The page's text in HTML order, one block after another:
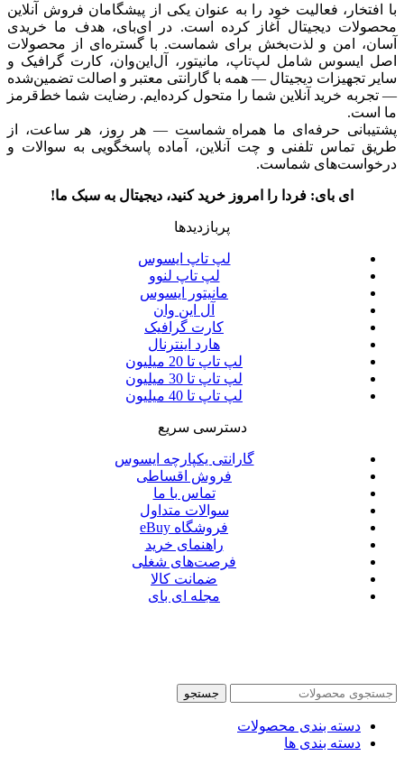
با افتخار، فعالیت خود را به عنوان یکی از پیشگامان فروش آنلاین
محصولات دیجیتال آغاز کرده است. در ای‌بای، هدف ما خریدی
آسان، امن و لذت‌بخش برای شماست. با گستره‌ای از محصولات
اصل ایسوس شامل لپ‌تاپ، مانیتور، آل‌این‌وان، کارت گرافیک و
سایر تجهیزات دیجیتال — همه با گارانتی معتبر و اصالت تضمین‌شده
— تجربه خرید آنلاین شما را متحول کرده‌ایم. رضایت شما خط‌قرمز
ما است.
پشتیبانی حرفه‌ای ما همراه شماست — هر روز، هر ساعت، از
طریق تماس تلفنی و چت آنلاین، آماده پاسخگویی به سوالات و
درخواست‌های شماست.
ای بای: فردا را امروز خرید کنید، دیجیتال به سبک ما!
پربازدیدها
لپ تاپ ایسوس
لپ تاپ لنوو
مانیتور ایسوس
آل این وان
کارت گرافیک
هارد اینترنال
لپ تاپ تا 20 میلیون
لپ تاپ تا 30 میلیون
لپ تاپ تا 40 میلیون
دسترسی سریع
گارانتی یکپارچه ایسوس
فروش اقساطی
تماس با ما
سوالات متداول
فروشگاه eBuy
راهنمای خرید
فرصت‌های شغلی
ضمانت کالا
مجله ای بای
جستجو
دسته بندی محصولات
دسته بندی ها